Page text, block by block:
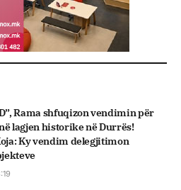
Rama shfuqizon vendimin për
lagjen historike në Durrës!
Ky vendim delegjitimon